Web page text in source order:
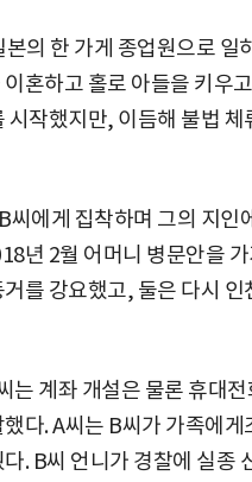
의 한 가게 종업원으로 일
혼하고 홀로 아들을 키우
시작했지만, 이듬해 불법
씨에게 집착하며 그의 지인
년 2월 어머니 병문안을
를 강요했고, 둘은 다시
는 계좌 개설은 물론 휴대
다. A씨는 B씨가 가족에
. B씨 언니가 경찰에 실종